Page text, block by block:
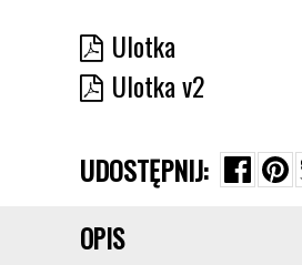
Ulotka
Ulotka v2
UDOSTĘPNIJ:
OPIS